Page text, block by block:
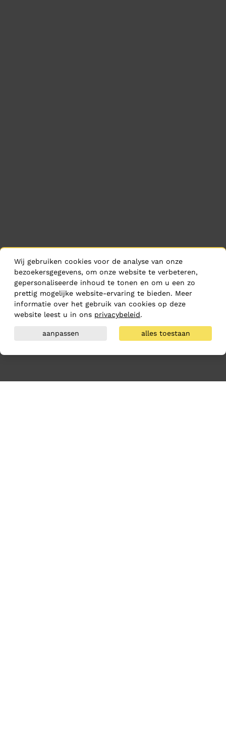
Wij gebruiken cookies voor de analyse van onze
bezoekersgegevens, om onze website te verbeteren,
gepersonaliseerde inhoud te tonen en om u een zo
prettig mogelijke website-ervaring te bieden. Meer
informatie over het gebruik van cookies op deze
website leest u in ons privacybeleid.
aanpassen alles toestaan